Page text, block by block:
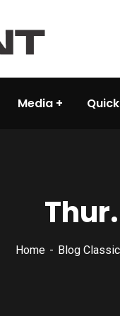
Media
Home Blog Classic